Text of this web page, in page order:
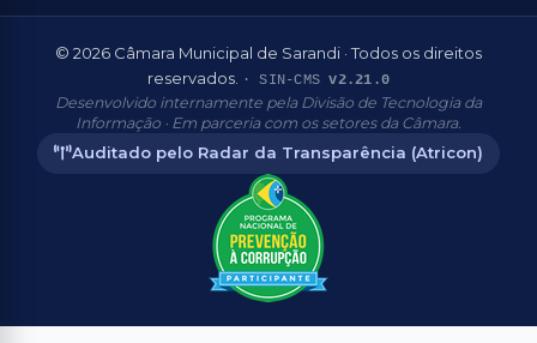
© 2026 Câmara Municipal de Sarandi · Todos os direitos
reservados.
· SIN-CMSv2.21.0
Desenvolvido internamente pela Divisão de Tecnologia da
Informação · Em parceria com os setores da Câmara.
Auditado pelo Radar da Transparência (Atricon)
Aderente